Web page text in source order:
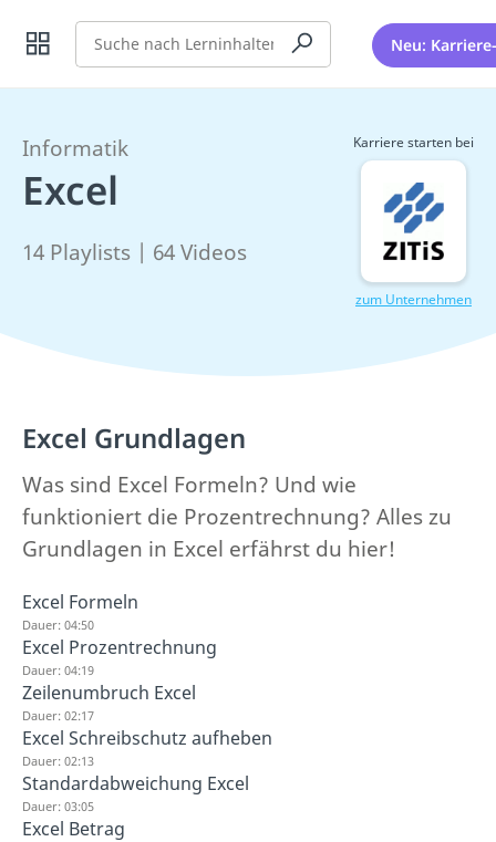
Suche Neu:
Informatik
Excel
14 Playlists | 64 Videos
Karriere starten bei
zum Unternehmen
Excel Grundlagen
Was sind Excel Formeln? Und wie
funktioniert die Prozentrechnung? Alles zu
Grundlagen in Excel erfährst du hier!
Excel Formeln
Dauer: 04:50
Excel Prozentrechnung
Dauer: 04:19
Zeilenumbruch Excel
Dauer: 02:17
Excel Schreibschutz aufheben
Dauer: 02:13
Standardabweichung Excel
Dauer: 03:05
Excel Betrag